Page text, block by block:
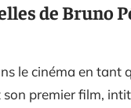
de Bruno
le cinéma en tant
premier film,